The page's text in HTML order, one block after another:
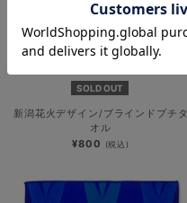
SOLD OUT
新潟花火デザイン/ブラインドプチタ
オル
¥800 (税込)